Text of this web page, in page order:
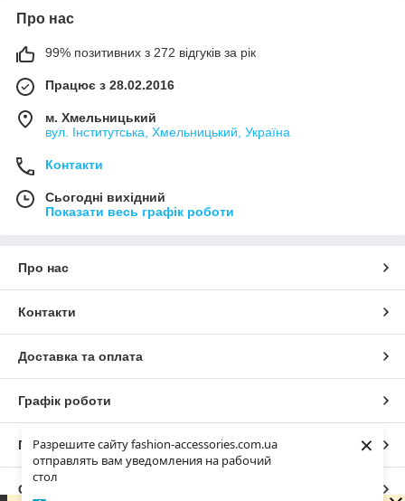
Разрешите сайту fashion-accessories.com.ua
отправлять вам уведомления на рабочий
стол
×
Про нас
99% позитивних з 272 відгуків за рік
Працює з 28.02.2016
м. Хмельницький
вул. Інститутська, Хмельницький, Україна
Контакти
Сьогодні вихідний
Показати весь графік роботи
Про нас
Контакти
Доставка та оплата
Графік роботи
Повна версія сайту
Сайт створено на маркетплейсі